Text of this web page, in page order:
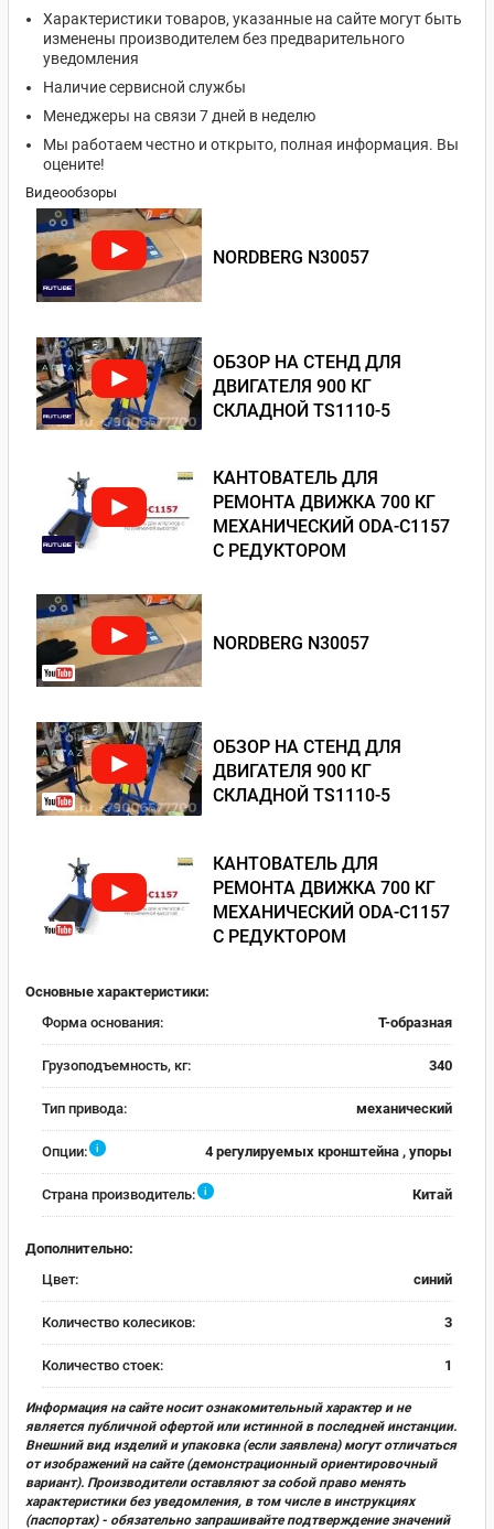
Характеристики товаров, указанные на сайте могут быть
изменены производителем без предварительного
уведомления
Наличие сервисной службы
Менеджеры на связи 7 дней в неделю
Мы работаем честно и открыто, полная информация. Вы
оцените!
Видеообзоры
NORDBERG N30057
ОБЗОР НА СТЕНД ДЛЯ
ДВИГАТЕЛЯ 900 КГ
СКЛАДНОЙ TS1110-5
КАНТОВАТЕЛЬ ДЛЯ
РЕМОНТА ДВИЖКА 700 КГ
МЕХАНИЧЕСКИЙ ODA-С1157
С РЕДУКТОРОМ
NORDBERG N30057
ОБЗОР НА СТЕНД ДЛЯ
ДВИГАТЕЛЯ 900 КГ
СКЛАДНОЙ TS1110-5
КАНТОВАТЕЛЬ ДЛЯ
РЕМОНТА ДВИЖКА 700 КГ
МЕХАНИЧЕСКИЙ ODA-С1157
С РЕДУКТОРОМ
Основные характеристики:
Форма основания:
Т-образная
Грузоподъемность, кг: 340
Тип привода: механический
Опции: i 4 регулируемых кронштейна , упоры
Страна производитель: i Китай
Дополнительно:
Цвет:
синий
Количество колесиков: 3
Количество стоек: 1
Информация на сайте носит ознакомительный характер и не
является публичной офертой или истинной в последней инстанции.
Внешний вид изделий и упаковка (если заявлена) могут отличаться
от изображений на сайте (демонстрационный ориентировочный
вариант). Производители оставляют за собой право менять
характеристики без уведомления, в том числе в инструкциях
(паспортах) - обязательно запрашивайте подтверждение значений